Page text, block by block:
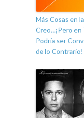
Más Cosas en
Creo…¡Pero en
Podría ser
de lo Contrario!